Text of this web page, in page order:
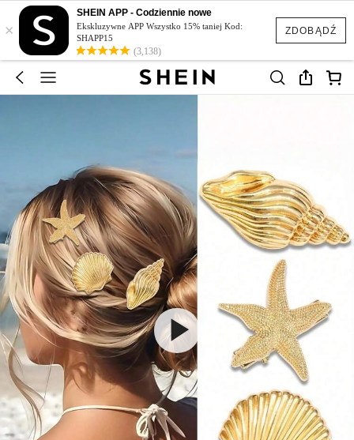
ZDOBĄDŹ
×
SHEIN APP - Codziennie nowe
Ekskluzywne APP Wszystko 15% taniej Kod:
SHAPP15
(3,138)